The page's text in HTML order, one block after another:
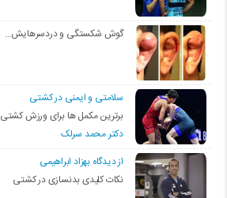
گوش شکستگی و دردسرهایش…
سلامتی و ایمنی در کشتی
برترین مکمل ها برای ورزش کشتی
دکتر محمد سرلک
از دیدگاه بهزاد ابراهیمی
نکات کلیدی بدنسازی در کشتی